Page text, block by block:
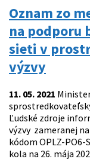
Oznam zo
na podporu
sieti v
výzvy
11. 05. 2021
Ľudské zdroje
výzvy zameranej
kódom OPLZ-PO6-
kola na 26. mája